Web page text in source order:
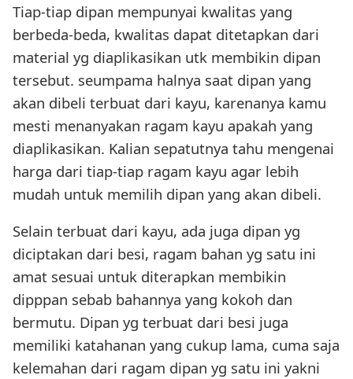
Tiap-tiap dipan mempunyai kwalitas yang
berbeda-beda, kwalitas dapat ditetapkan dari
material yg diaplikasikan utk membikin dipan
tersebut. seumpama halnya saat dipan yang
akan dibeli terbuat dari kayu, karenanya kamu
mesti menanyakan ragam kayu apakah yang
diaplikasikan. Kalian sepatutnya tahu mengenai
harga dari tiap-tiap ragam kayu agar lebih
mudah untuk memilih dipan yang akan dibeli.
Selain terbuat dari kayu, ada juga dipan yg
diciptakan dari besi, ragam bahan yg satu ini
amat sesuai untuk diterapkan membikin
dipppan sebab bahannya yang kokoh dan
bermutu. Dipan yg terbuat dari besi juga
memiliki katahanan yang cukup lama, cuma saja
kelemahan dari ragam dipan yg satu ini yakni